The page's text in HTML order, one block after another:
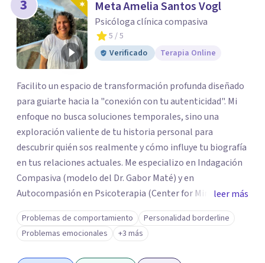
3 Meta Amelia Santos Vogl
Psicóloga clínica compasiva
5 / 5
Verificado
Terapia Online
Facilito un espacio de transformación profunda diseñado
para guiarte hacia la "conexión con tu autenticidad". Mi
enfoque no busca soluciones temporales, sino una
exploración valiente de tu historia personal para
descubrir quién sos realmente y cómo influye tu biografía
en tus relaciones actuales. Me especializo en Indagación
Compasiva (modelo del Dr. Gabor Maté) y en
Autocompasión en Psicoterapia (Center for Mindful Self-
Compassion). Mi enfoque integra Mindfulness para
transformar patrones profundos y alcanzar una vida
plena. Acompaño a adultos y parejas en un espacio de
seguridad y empatía en línea. Mi misión es caminar a tu
leer más
Problemas de comportamiento
Personalidad borderline
Problemas emocionales
+3 más